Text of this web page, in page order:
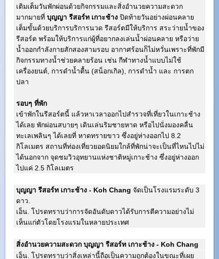
เติมเต็มวันพักผ่อนด้วยกิจกรรมและสิ่งอำนวยความสะดวก
มากมายที่บุญญา รีสอร์ท เกาะช้าง ปิดท้ายวันอย่างผ่อนคลาย
เต็มขั้นด้วยบริการบริการนวด รีสอร์ตมีให้บริการ สระว่ายน้ำของ
รีสอร์ต พร้อมให้บริการแก่ผู้ที่อยากลงเล่นน้ำผ่อนคลาย หรือว่าย
น้ำออกกำลังกายสักสองสามรอบ อากาศร้อนก็ไม่หวั่นเพราะที่พักมี
กิจกรรมทางน้ำช่วยคลายร้อน เช่น กีฬาทางน้ำแบบไม่ใช้
เครื่องยนต์, การดำน้ำตื้น (สน็อกเกิล), การดำน้ำ และ การตก
ปลา
รอบๆ ที่พัก
เข้าพักในรีสอร์ตนี้ แล้วหาเวลาออกไปสำรวจที่เที่ยวในเกาะช้าง
ได้เลย พักผ่อนสบายๆ เดินเล่นริมชายหาด หรือไปนั่งมองคลื่น
ทะเลเพลินๆ ได้เลยที่ หาดทรายขาว ซึ่งอยู่ห่างออกไป 8.2
กิโลเมตร สถานที่ท่องเที่ยวยอดนิยมใกล้ที่พักน่าจะเป็นที่ไหนไปไม่
ได้นอกจาก จุดชมวิวอุทยานแห่งชาติหมู่เกาะช้าง ซึ่งอยู่ห่างออก
ไปแค่ 2.5 กิโลเมตร
บุญญา รีสอร์ท เกาะช้าง - Koh Chang จัดเป็นโรงแรมระดับ 3
ดาว.
เอ็น. โปรดทราบว่าการจัดอันดับดาวได้รับการตีความอย่างไม่
เห็นแก่ตัวโดยโรงแรมในหลายประเทศ
สิ่งอำนวยความสะดวก บุญญา รีสอร์ท เกาะช้าง - Koh Chang
เอ็น. โปรดทราบว่าสิ่งเหล่านี้ถือเป็นความถูกต้องในขณะที่เผย